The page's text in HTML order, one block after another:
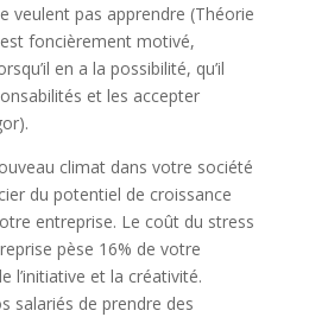
veulent pas apprendre (Théorie
foncièrement motivé,
en a la possibilité, qu’il
et les accepter
climat dans votre société
du potentiel de croissance
entreprise. Le coût du stress
pèse 16% de votre
l’initiative et la créativité.
salariés de prendre des